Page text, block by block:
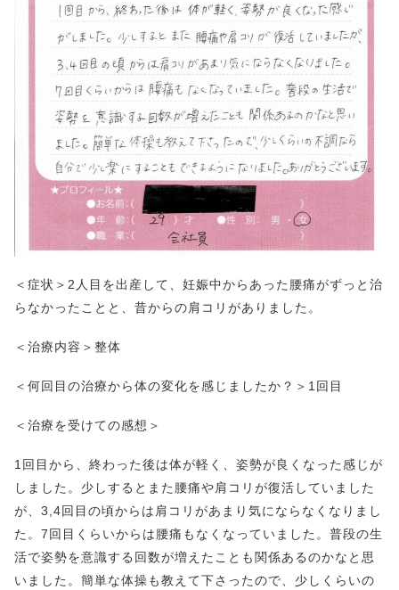
＜症状＞2人目を出産して、妊娠中からあった腰痛がずっと治
らなかったことと、昔からの肩コリがありました。
＜治療内容＞整体
＜何回目の治療から体の変化を感じましたか？＞1回目
＜治療を受けての感想＞
1回目から、終わった後は体が軽く、姿勢が良くなった感じが
しました。少しするとまた腰痛や肩コリが復活していました
が、3,4回目の頃からは肩コリがあまり気にならなくなりまし
た。7回目くらいからは腰痛もなくなっていました。普段の生
活で姿勢を意識する回数が増えたことも関係あるのかなと思
いました。簡単な体操も教えて下さったので、少しくらいの